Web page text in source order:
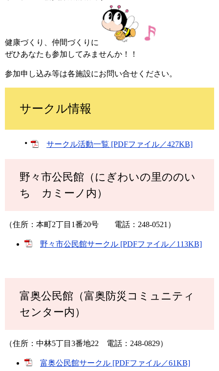
健康づくり、仲間づくりに
ぜひあなたも参加してみませんか！！
参加申し込み等は各施設にお問い合せください。
サークル情報
・ サークル活動一覧 [PDFファイル／427KB]
野々市公民館（にぎわいの里ののい
ち カミーノ内）
（住所：本町2丁目1番20号 電話：248-0521）
野々市公民館サークル [PDFファイル／113KB]
富奥公民館（富奥防災コミュニティ
センター内）
（住所：中林5丁目3番地22 電話：248-0829）
富奥公民館サークル [PDFファイル／61KB]